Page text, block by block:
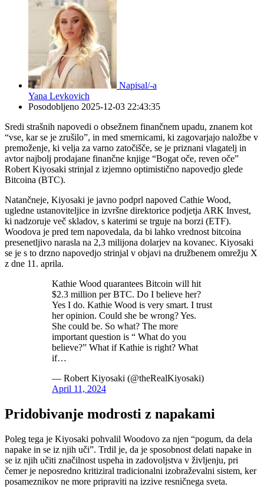
Napisal/-a
Yana Levkovich
Posodobljeno 2025-12-03 22:43:35
Sredi strašnih napovedi o obsežnem finančnem upadu, znanem kot
“vse, kar se je zrušilo”, in med smernicami, ki zagovarjajo naložbe v
premoženje, ki velja za varno zatočišče, se je priznani vlagatelj in
avtor najbolj prodajane finančne knjige “Bogat oče, reven oče”
Robert Kiyosaki strinjal z izjemno optimistično napovedjo glede
Bitcoina (BTC).
Natančneje, Kiyosaki je javno podprl napoved Cathie Wood,
ugledne ustanoviteljice in izvršne direktorice podjetja ARK Invest,
ki nadzoruje več skladov, s katerimi se trguje na borzi (ETF).
Woodova je pred tem napovedala, da bi lahko vrednost bitcoina
presenetljivo narasla na 2,3 milijona dolarjev na kovanec. Kiyosaki
se je s to drzno napovedjo strinjal v objavi na družbenem omrežju X
z dne 11. aprila.
Kathie Wood quarantees Bitcoin will hit
$2.3 million per BTC. Do I believe her?
Yes I do. Kathie Wood is very smart. I trust
her opinion. Could she be wrong? Yes.
She could be. So what? The more
important question is “ What do you
believe?” What if Kathie is right? What
if…
— Robert Kiyosaki (@theRealKiyosaki)
April 11, 2024
Pridobivanje modrosti z napakami
Poleg tega je Kiyosaki pohvalil Woodovo za njen “pogum, da dela
napake in se iz njih uči”. Trdil je, da je sposobnost delati napake in
se iz njih učiti značilnost uspeha in zadovoljstva v življenju, pri
čemer je neposredno kritiziral tradicionalni izobraževalni sistem, ker
posameznikov ne more pripraviti na izzive resničnega sveta.